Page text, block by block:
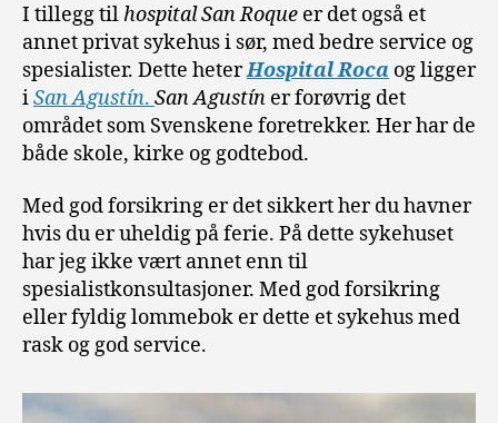
I tillegg tilhospital San Roque er det også et
annet privat sykehus i sør, med bedre service og
spesialister. Dette heterHospital Roca og ligger
iSan Agustín. San Agustín er forøvrig det
området som Svenskene foretrekker. Her har de
både skole, kirke og godtebod.
Med god forsikring er det sikkert her du havner
hvis du er uheldig på ferie. På dette sykehuset
har jeg ikke vært annet enn til
spesialistkonsultasjoner. Med god forsikring
eller fyldig lommebok er dette et sykehus med
rask og god service.